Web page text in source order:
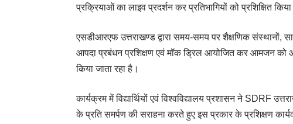
प्रक्रियाओं का लाइव प्रदर्शन कर प्रतिभागियों को प्रशिक्षित किया
एसडीआरएफ उत्तराखण्ड द्वारा समय-समय पर शैक्षणिक संस्थानों,
आपदा प्रबंधन प्रशिक्षण एवं मॉक ड्रिल आयोजित कर आमजन को
किया जाता रहा है।
कार्यक्रम में विद्यार्थियों एवं विश्वविद्यालय प्रशासन ने SDRF
के प्रति समर्पण की सराहना करते हुए इस प्रकार के प्रशिक्षण